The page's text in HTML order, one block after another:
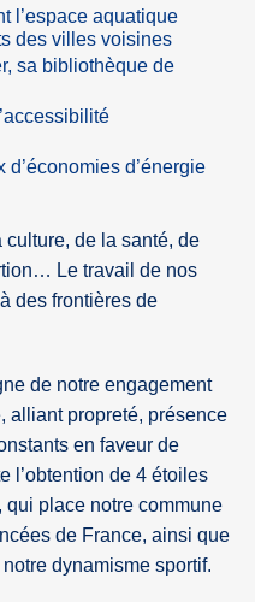
l’espace aquatique
des villes voisines
sa bibliothèque de
d’énergie
de la santé, de
Le travail de nos
des frontières de
de notre engagement
alliant propreté, présence
en faveur de
l’obtention de 4 étoiles
place notre commune
de France, ainsi que
dynamisme sportif.